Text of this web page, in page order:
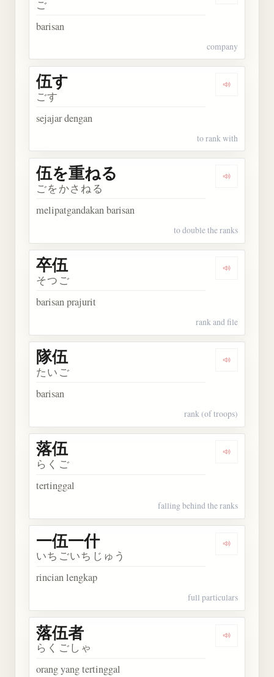
ご
barisan
company
Dengarkan
伍す
ごす
sejajar dengan
to rank with
Dengarkan
伍を重ねる
ごをかさねる
melipatgandakan barisan
to double the ranks
Dengarkan
卒伍
そつご
barisan prajurit
rank and file
Dengarkan
隊伍
たいご
barisan
rank (of troops)
Dengarkan
落伍
らくご
tertinggal
falling behind the ranks
Dengarkan
一伍一什
いちごいちじゅう
rincian lengkap
full particulars
Dengarkan
落伍者
らくごしゃ
orang yang tertinggal